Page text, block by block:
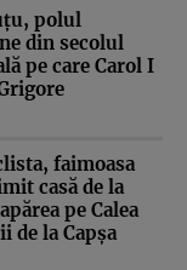
polul
din secolul
pe care Carol I
faimoasa
casă de la
pe Calea
de la Capşa